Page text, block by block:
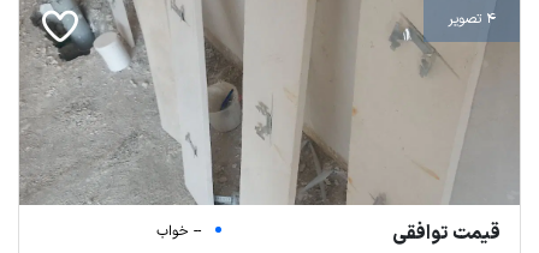
4 تصویر
قیمت توافقی
-- خواب